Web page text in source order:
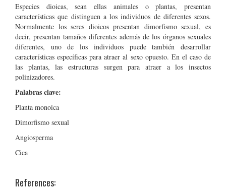
Especies dioicas, sean ellas animales o plantas, presentan
características que distinguen a los individuos de diferentes sexos.
Normalmente los seres dioicos presentan dimorfismo sexual, es
decir, presentan tamaños diferentes además de los órganos sexuales
diferentes, uno de los individuos puede también desarrollar
características específicas para atraer al sexo opuesto. En el caso de
las plantas, las estructuras surgen para atraer a los insectos
polinizadores.
Palabras clave:
Planta monoica
Dimorfismo sexual
Angiosperma
Cica
References: